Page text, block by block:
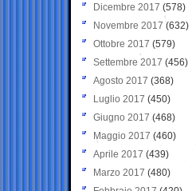
Dicembre 2017 (578)
Novembre 2017 (632)
Ottobre 2017 (579)
Settembre 2017 (456)
Agosto 2017 (368)
Luglio 2017 (450)
Giugno 2017 (468)
Maggio 2017 (460)
Aprile 2017 (439)
Marzo 2017 (480)